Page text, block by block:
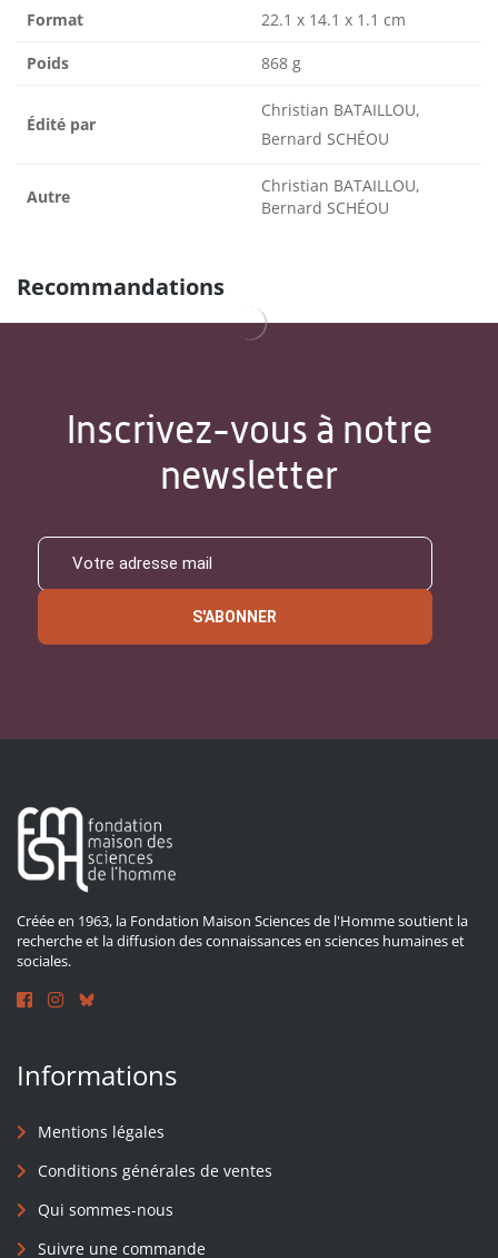
Format 22.1 x 14.1 x 1.1 cm
Poids 868 g
Édité par
Christian BATAILLOU,
Bernard SCHÉOU
Autre
Christian BATAILLOU,
Bernard SCHÉOU
Recommandations
Inscrivez-vous à notre
newsletter
S'ABONNER
Créée en 1963, la Fondation Maison Sciences de l'Homme soutient la
recherche et la diffusion des connaissances en sciences humaines et
sociales.
Informations
Mentions légales
Conditions générales de ventes
Qui sommes-nous
Suivre une commande